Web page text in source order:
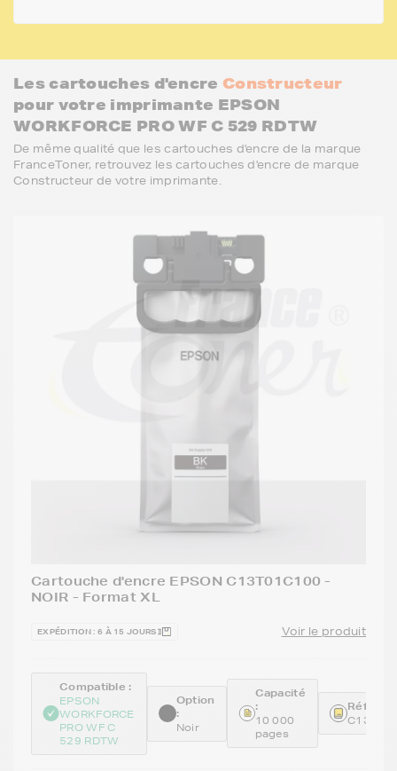
Les cartouches d'encre Constructeur
pour votre imprimante EPSON
WORKFORCE PRO WF C 529 RDTW
De même qualité que les cartouches d'encre de la marque
FranceToner, retrouvez les cartouches d'encre de marque
Constructeur de votre imprimante.
Cartouche d'encre EPSON C13T01C100 -
NOIR - Format XL
EXPÉDITION : 6 À 15 JOURS Voir le produit
Compatible :
EPSON
WORKFORCE
PRO WF C
529 RDTW
Option
:
Noir
Capacité
:
10 000
pages